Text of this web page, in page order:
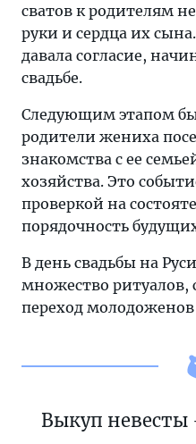
сватов к родителям
руки и сердца их
давала согласие,
свадьбе.
Следующим этапом
родители жениха
знакомства с ее
хозяйства. Это
проверкой на
порядочность
В день свадьбы на
множество
переход
Выкуп